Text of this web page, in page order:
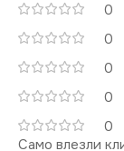
0
0
0
0
0
Само влезли